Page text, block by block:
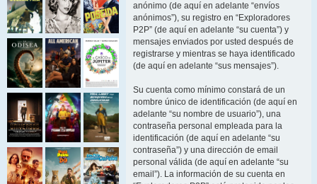
anónimo (de aquí en adelante “envíos
anónimos”), su registro en “Exploradores
P2P” (de aquí en adelante “su cuenta”) y
mensajes enviados por usted después de
registrarse y mientras se haya identificado
(de aquí en adelante “sus mensajes”).
Su cuenta como mínimo constará de un
nombre único de identificación (de aquí en
adelante “su nombre de usuario”), una
contraseña personal empleada para la
identificación (de aquí en adelante “su
contraseña”) y una dirección de email
personal válida (de aquí en adelante “su
email”). La información de su cuenta en